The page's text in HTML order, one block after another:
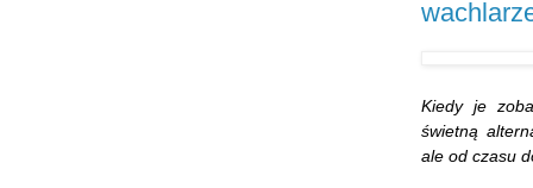
Kiedy je
świetną
ale od czasu